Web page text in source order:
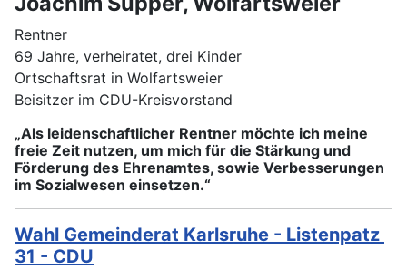
Rentner
69 Jahre, verheiratet, drei Kinder
Ortschaftsrat in Wolfartsweier
Beisitzer im CDU-Kreisvorstand
„Als leidenschaftlicher Rentner möchte ich meine
freie Zeit nutzen, um mich für die Stärkung und
Förderung des Ehrenamtes, sowie Verbesserungen
im Sozialwesen einsetzen.“
Wahl Gemeinderat Karlsruhe - Listenpatz
31 - CDU